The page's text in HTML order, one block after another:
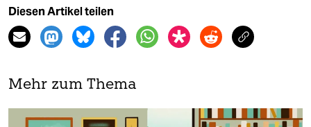
Diesen Artikel teilen
Mehr zum Thema